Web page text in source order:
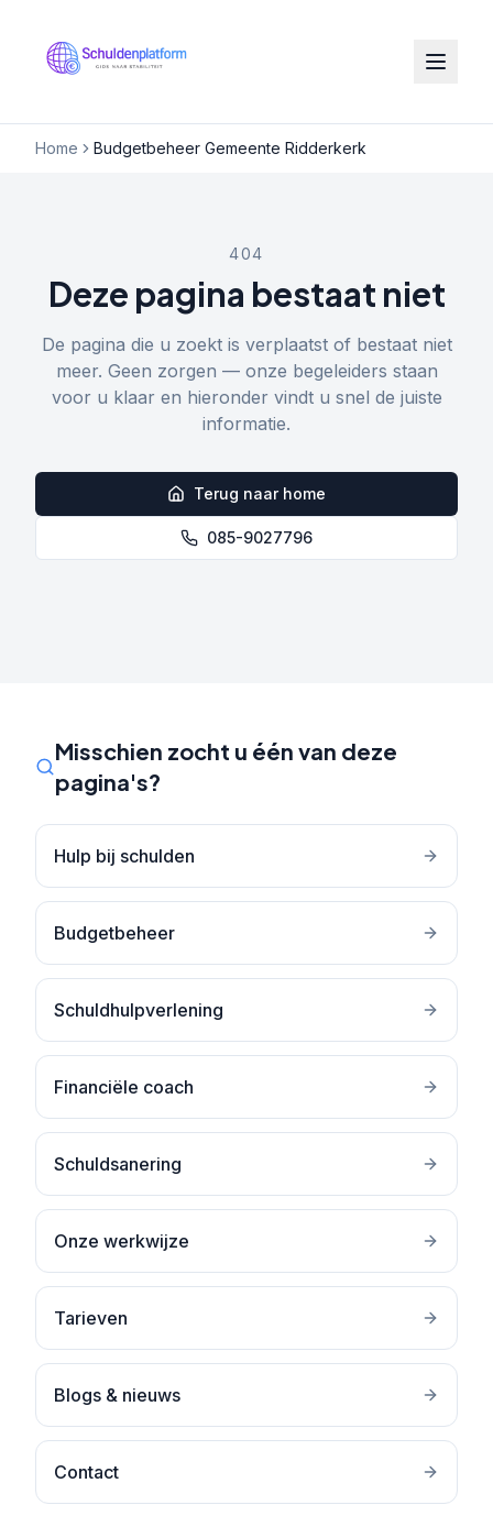
Home Budgetbeheer Gemeente Ridderkerk
404
Deze pagina bestaat niet
De pagina die u zoekt is verplaatst of bestaat niet
meer. Geen zorgen — onze begeleiders staan
voor u klaar en hieronder vindt u snel de juiste
informatie.
Terug naar home
085-9027796
Misschien zocht u één van deze
pagina's?
Hulp bij schulden
Budgetbeheer
Schuldhulpverlening
Financiële coach
Schuldsanering
Onze werkwijze
Tarieven
Blogs & nieuws
Contact